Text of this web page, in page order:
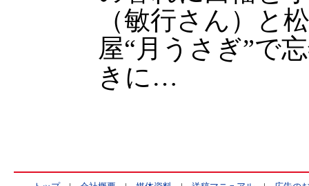
（敏行さん）と
屋“月うさぎ”で
きに…